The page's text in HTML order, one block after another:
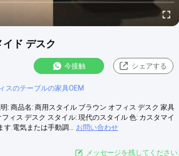
ド デスク
今接触 シェアする
スのテーブルの家具OEM
: 商品名: 商用スタイル ブラウン オフィス デスク 家具
ィス デスク スタイル: 現代のスタイル 色: カスタマイ
.電気または手動調...
お問い合わせ
メッセージを残してください.